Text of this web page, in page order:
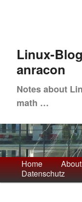
content
contentLinux-
anracon
Notes about
math …
Main
menu
Home
Datenschutz